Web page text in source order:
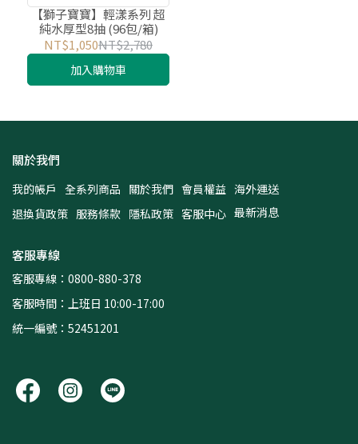
的呵護
【獅子寶寶】輕漾系列 超
純水厚型8抽 (96包/箱)
NT$1,050NT$2,780
加入購物車
關於我們
我的帳戶 全系列商品 關於我們 會員權益 海外運送
退換貨政策 服務條款 隱私政策 客服中心 最新消息
客服專線
客服專線：0800-880-378
客服時間：上班日 10:00-17:00
統一編號：52451201